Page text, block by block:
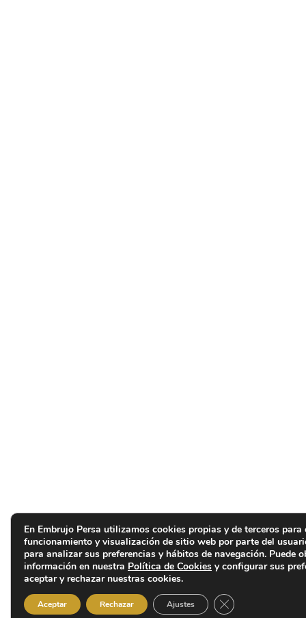
En Embrujo Persa utilizamos cookies propias y de terceros para
funcionamiento y visualización de sitio web por parte del
para analizar sus preferencias y hábitos de navegación. Puede
información en nuestra Política de Cookies y configurar sus
aceptar y rechazar nuestras cookies.
Aceptar Rechazar Ajustes Cerrar el banner